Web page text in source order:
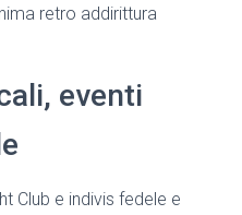
retro addirittura
eventi
Club e indivis fedele e